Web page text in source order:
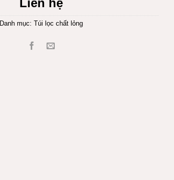
Danh mục:Túi lọc chất lỏng